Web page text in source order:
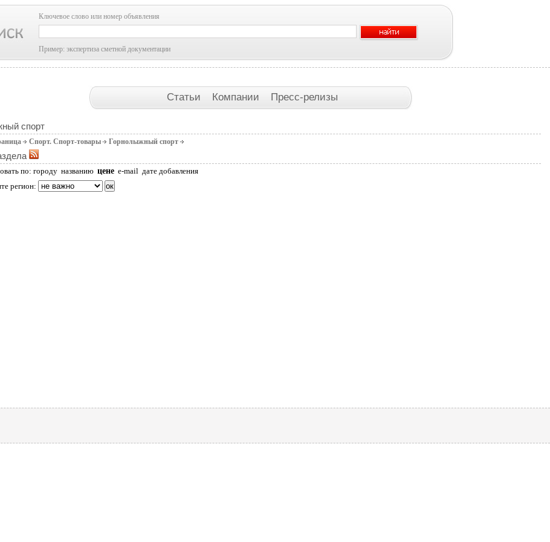
Ключевое слово или номер объявления
Пример: экспертиза сметной документации
Статьи Компании Пресс-релизы
спорт
Спорт. Спорт-товары Горнолыжный спорт
по: городу названию цене e-mail дате добавления
регион: